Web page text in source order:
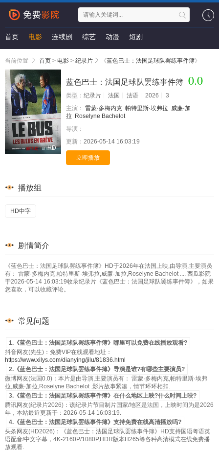
首页 电影 连续剧 综艺 动漫 短剧
当前位置 首页 > 电影 > 纪录片 《蓝色巴士：法国足球队罢练事件簿》
HD
蓝色巴士：法国足球队罢练事件簿 0.0
类型： 纪录片 法国 法语 2026
3
主演： 雷蒙·多梅内克 帕特里斯·埃弗拉 威廉·加
拉 Roselyne Bachelot
导演：
更新： 2026-05-14 16:03:19
立即播放
播放组
HD中字
剧情简介
《蓝色巴士：法国足球队罢练事件簿》HD于2026年在法国上映,由导演,主要演员
有： 雷蒙·多梅内克,帕特里斯·埃弗拉,威廉·加拉,Roselyne Bachelot .... 西瓜影院
于2026-05-14 16:03:19收录纪录片《蓝色巴士：法国足球队罢练事件簿》，如果
您喜欢，可以收藏评论。
常见问题
1.《蓝色巴士：法国足球队罢练事件簿》哪里可以免费在线播放观看?
抖音网友(先生)：免费VIP在线观看地址：
https://www.xilys.com/dianying/jilu/81836.html
2.《蓝色巴士：法国足球队罢练事件簿》导演是谁?有哪些主要演员?
微博网友(法国0.0)：本片是由导演,主要演员有： 雷蒙·多梅内克,帕特里斯·埃弗
拉,威廉·加拉,Roselyne Bachelot .影片故事紧凑，情节环环相扣.
3.《蓝色巴士：法国足球队罢练事件簿》在什么地区上映?什么时间上映?
腾讯网友(纪录片2026)：该纪录片节目制片国家/地区是法国，上映时间为是2026
年，本站最近更新于：2026-05-14 16:03:19.
4.《蓝色巴士：法国足球队罢练事件簿》支持免费在线高清播放吗?
头条网友(HD2026)：《蓝色巴士：法国足球队罢练事件簿》HD支持国语粤语英
语配音/中文字幕，4K-2160P/1080P,HDR版本H265等各种高清模式在线免费播
放观看.